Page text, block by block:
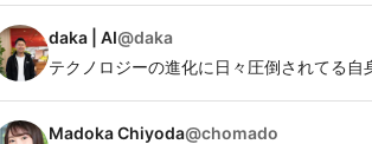
daka | AI@daka
テクノロジーの進化に日々圧倒されてる
Madoka Chiyoda@chomado